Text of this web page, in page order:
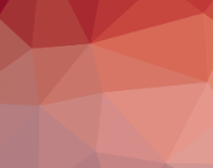
Skip
to
content